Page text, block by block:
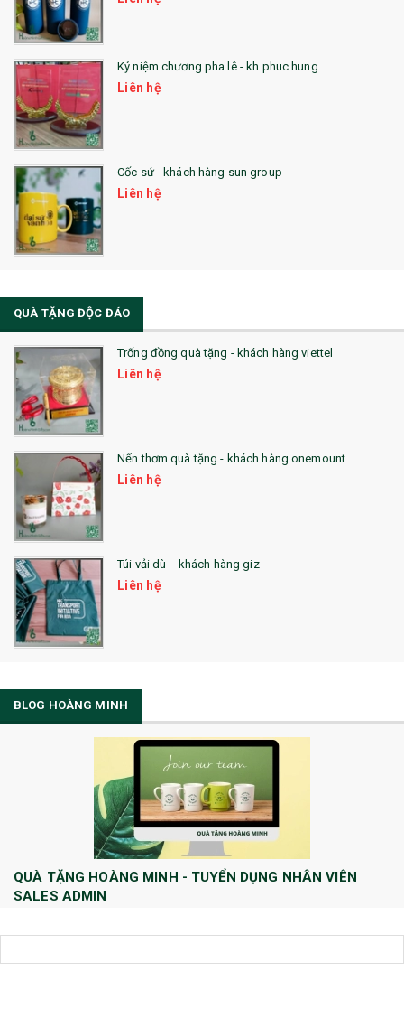
Kỷ niệm chương pha lê - kh phuc hung
Liên hệ
Cốc sứ - khách hàng sun group
Liên hệ
QUÀ TẶNG ĐỘC ĐÁO
Trống đồng quà tặng - khách hàng viettel
Liên hệ
Nến thơm quà tặng - khách hàng onemount
Liên hệ
Túi vải dù - khách hàng giz
Liên hệ
BLOG HOÀNG MINH
QUÀ TẶNG HOÀNG MINH - TUYỂN DỤNG NHÂN VIÊN
SALES ADMIN